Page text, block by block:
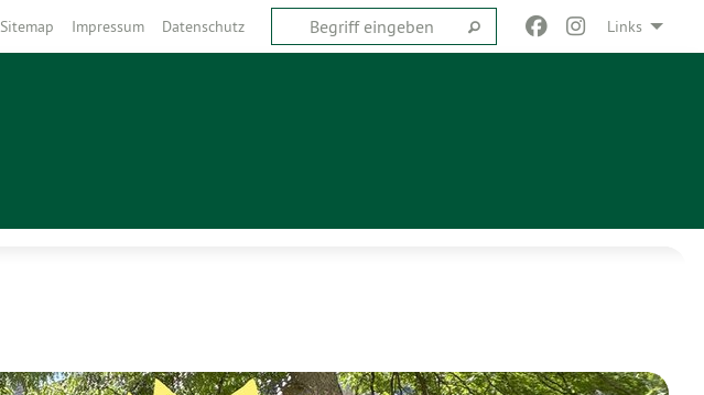
Links
Sitemap Impressum Datenschutz